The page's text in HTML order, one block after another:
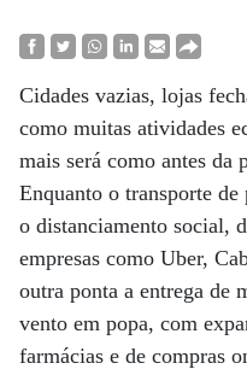
Cidades vazias, lojas
como muitas atividades
mais será como antes da
Enquanto o transporte de
o distanciamento social,
empresas como Uber,
outra ponta a entrega de
vento em popa, com
farmácias e de compras